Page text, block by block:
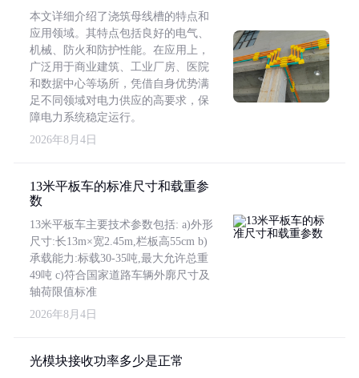
本文详细介绍了浇筑母线槽的特点和
应用领域。其特点包括良好的电气、
机械、防火和防护性能。在应用上，
广泛用于商业建筑、工业厂房、医院
和数据中心等场所，凭借自身优势满
足不同领域对电力供应的高要求，保
障电力系统稳定运行。
2026年8月4日
13米平板车的标准尺寸和载重参
数
13米平板车主要技术参数包括: a)外形
尺寸:长13m×宽2.45m,栏板高55cm b)
承载能力:标载30-35吨,最大允许总重
49吨 c)符合国家道路车辆外廓尺寸及
轴荷限值标准
2026年8月4日
光模块接收功率多少是正常